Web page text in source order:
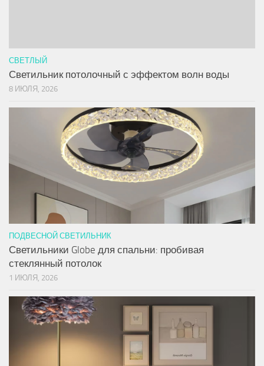
СВЕТЛЫЙ
Светильник потолочный с эффектом волн воды
8 ИЮЛЯ, 2026
ПОДВЕСНОЙ СВЕТИЛЬНИК
Светильники Globe для спальни: пробивая
стеклянный потолок
1 ИЮЛЯ, 2026